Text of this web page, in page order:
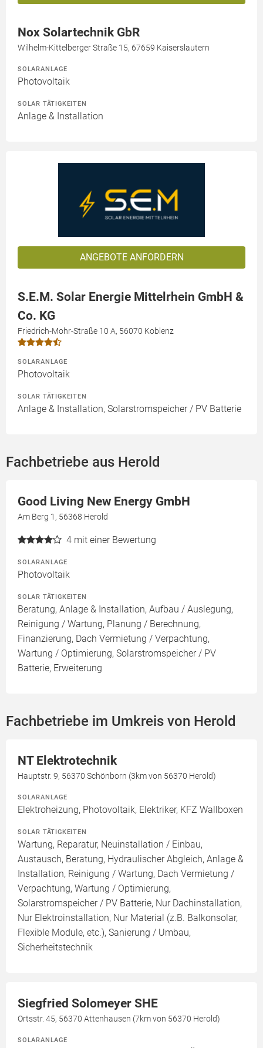
Nox Solartechnik GbR
Wilhelm-Kittelberger Straße 15, 67659 Kaiserslautern
SOLARANLAGE
Photovoltaik
SOLAR TÄTIGKEITEN
Anlage & Installation
ANGEBOTE ANFORDERN
S.E.M. Solar Energie Mittelrhein GmbH &
Co. KG
Friedrich-Mohr-Straße 10 A, 56070 Koblenz
SOLARANLAGE
Photovoltaik
SOLAR TÄTIGKEITEN
Anlage & Installation, Solarstromspeicher / PV Batterie
Fachbetriebe aus Herold
Good Living New Energy GmbH
Am Berg 1, 56368 Herold
4 mit einer Bewertung
SOLARANLAGE
Photovoltaik
SOLAR TÄTIGKEITEN
Beratung, Anlage & Installation, Aufbau / Auslegung,
Reinigung / Wartung, Planung / Berechnung,
Finanzierung, Dach Vermietung / Verpachtung,
Wartung / Optimierung, Solarstromspeicher / PV
Batterie, Erweiterung
Fachbetriebe im Umkreis von Herold
NT Elektrotechnik
Hauptstr. 9, 56370 Schönborn (3km von 56370 Herold)
SOLARANLAGE
Elektroheizung, Photovoltaik, Elektriker, KFZ Wallboxen
SOLAR TÄTIGKEITEN
Wartung, Reparatur, Neuinstallation / Einbau,
Austausch, Beratung, Hydraulischer Abgleich, Anlage &
Installation, Reinigung / Wartung, Dach Vermietung /
Verpachtung, Wartung / Optimierung,
Solarstromspeicher / PV Batterie, Nur Dachinstallation,
Nur Elektroinstallation, Nur Material (z.B. Balkonsolar,
Flexible Module, etc.), Sanierung / Umbau,
Sicherheitstechnik
Siegfried Solomeyer SHE
Ortsstr. 45, 56370 Attenhausen (7km von 56370 Herold)
SOLARANLAGE